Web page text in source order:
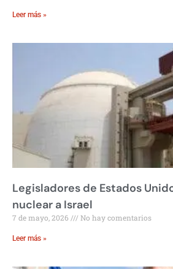
Leer más »
Legisladores de Estados
nuclear a Israel
7 de mayo, 2026 No hay comentarios
Leer más »